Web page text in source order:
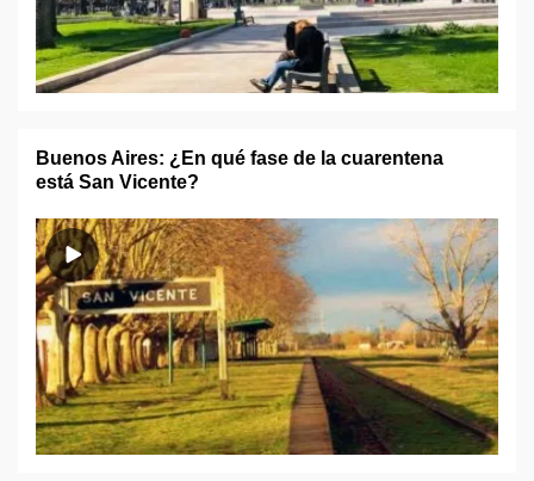
Buenos Aires: ¿En qué fase de la cuarentena
está San Vicente?